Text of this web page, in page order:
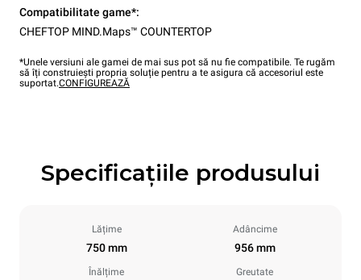
Compatibilitate game*:
CHEFTOP MIND.Maps™ COUNTERTOP
*Unele versiuni ale gamei de mai sus pot să nu fie compatibile. Te rugăm
să îți construiești propria soluție pentru a te asigura că accesoriul este
suportat.CONFIGUREAZĂ
Specificațiile produsului
Lățime
750 mm
Adâncime
956 mm
Înălțime Greutate